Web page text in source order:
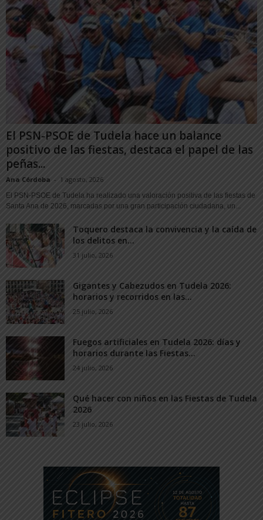
El PSN-PSOE de Tudela hace un balance
positivo de las fiestas, destaca el papel de las
peñas...
Ana Córdoba - 1 agosto, 2026
El PSN-PSOE de Tudela ha realizado una valoración positiva de las fiestas de
Santa Ana de 2026, marcadas por una gran participación ciudadana, un...
Toquero destaca la convivencia y la caída de
los delitos en...
31 julio, 2026
Gigantes y Cabezudos en Tudela 2026:
horarios y recorridos en las...
25 julio, 2026
Fuegos artificiales en Tudela 2026: días y
horarios durante las Fiestas...
24 julio, 2026
Qué hacer con niños en las Fiestas de Tudela
2026
23 julio, 2026